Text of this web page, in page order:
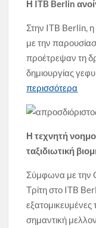
Η ITB Berlin
Στην ITB Berlin,
με την
προέτρεψαν τη
δημιουργίας
περισσότερα
Η τεχνητή
ταξιδιωτική
Σύμφωνα με την
Τρίτη στο ITB
εξατομικευμένες
σημαντική